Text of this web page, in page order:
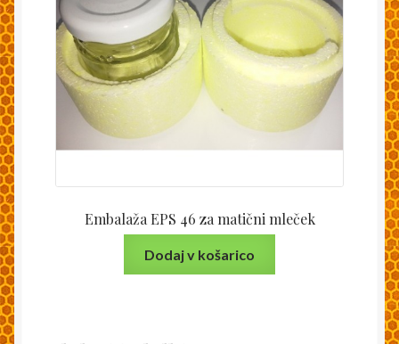
Embalaža EPS 46 za matični mleček
Dodaj v košarico